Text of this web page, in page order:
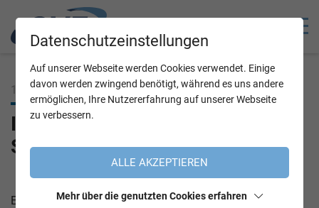
19.10.2022
IT/OT-Konvergenz anhand einer
Smart Metering-Architektur
Ein Smart Grid-System kann ohne Zweifel als
Datenschutzeinstellungen
Auf unserer Webseite werden Cookies verwendet. Einige
davon werden zwingend benötigt, während es uns andere
ermöglichen, Ihre Nutzererfahrung auf unserer Webseite
zu verbessern.
ALLE AKZEPTIEREN
Mehr über die genutzten Cookies erfahren